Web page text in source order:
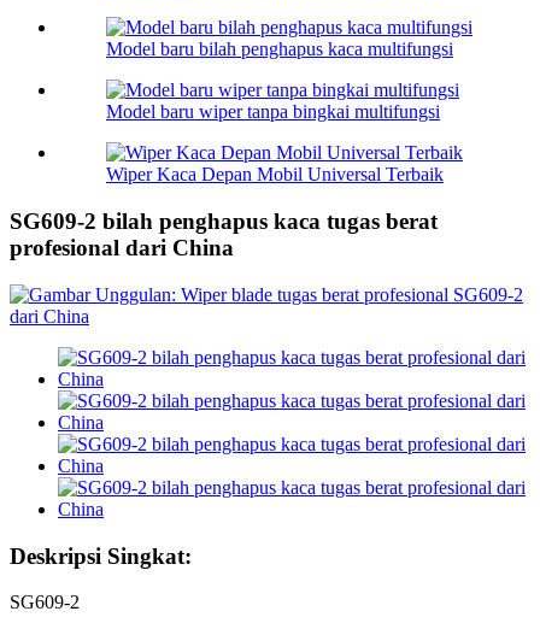
Model baru bilah penghapus kaca multifungsi
Model baru wiper tanpa bingkai multifungsi
Wiper Kaca Depan Mobil Universal Terbaik
SG609-2 bilah penghapus kaca tugas berat
profesional dari China
Deskripsi Singkat:
SG609-2